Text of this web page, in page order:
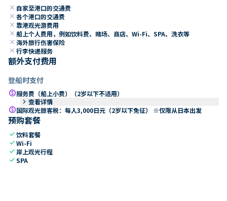
close 自家至港口的交通费
close 各个港口的交通费
close 靠港观光游费用
close 船上个人费用，例如饮料费、赌场、商店、Wi-Fi、SPA、洗衣等
close 海外旅行伤害保险
close 行李快递服务
额外支付费用
登船时支付
paid服务费（船上小费）（2岁以下不适用）
keyboard_arrow_right 查看详情
paid国际观光旅客税：每人3,000日元（2岁以下免征） ※仅限从日本出发
预购套餐
check饮料套餐
checkWi-Fi
check 岸上观光行程
checkSPA